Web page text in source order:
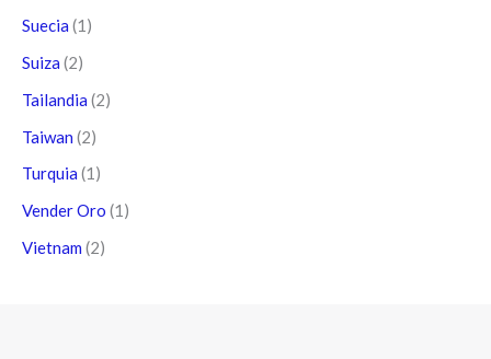
Suecia (1)
Suiza (2)
Tailandia (2)
Taiwan (2)
Turquia (1)
Vender Oro (1)
Vietnam (2)